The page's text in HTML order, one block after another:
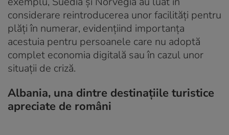
considerare reintroducerea unor facilități pentru
plăți în numerar, evidențiind importanța
acestuia pentru persoanele care nu adoptă
complet economia digitală sau în cazul unor
situații de criză.
Albania, una dintre destinațiile turistice
apreciate de români